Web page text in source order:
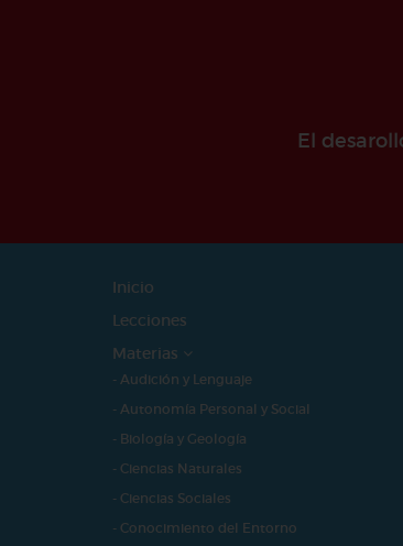
El
Inicio
Lecciones
Materias
- Audición y Lenguaje
- Autonomía Personal y Social
- Biología y Geología
- Ciencias Naturales
- Ciencias Sociales
- Conocimiento del Entorno